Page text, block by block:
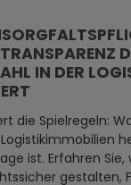
IN DER
die Spielregeln:
ist. Erfahren Sie,
gestalten,